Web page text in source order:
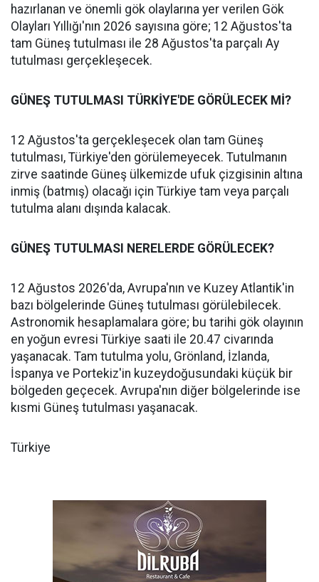
hazırlanan ve önemli gök olaylarına yer verilen Gök
Olayları Yıllığı'nın 2026 sayısına göre; 12 Ağustos'ta
tam Güneş tutulması ile 28 Ağustos'ta parçalı Ay
tutulması gerçekleşecek.
GÜNEŞ TUTULMASI TÜRKİYE'DE GÖRÜLECEK Mİ?
12 Ağustos'ta gerçekleşecek olan tam Güneş
tutulması, Türkiye'den görülemeyecek. Tutulmanın
zirve saatinde Güneş ülkemizde ufuk çizgisinin altına
inmiş (batmış) olacağı için Türkiye tam veya parçalı
tutulma alanı dışında kalacak.
GÜNEŞ TUTULMASI NERELERDE GÖRÜLECEK?
12 Ağustos 2026'da, Avrupa'nın ve Kuzey Atlantik'in
bazı bölgelerinde Güneş tutulması görülebilecek.
Astronomik hesaplamalara göre; bu tarihi gök olayının
en yoğun evresi Türkiye saati ile 20.47 civarında
yaşanacak. Tam tutulma yolu, Grönland, İzlanda,
İspanya ve Portekiz'in kuzeydoğusundaki küçük bir
bölgeden geçecek. Avrupa'nın diğer bölgelerinde ise
kısmi Güneş tutulması yaşanacak.
Türkiye